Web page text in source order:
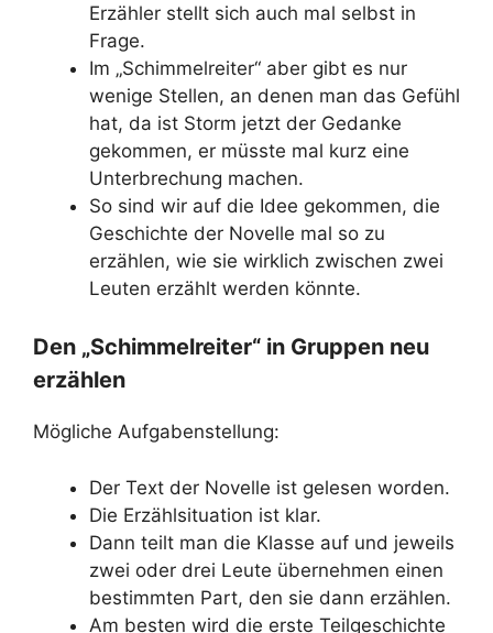
Erzähler stellt sich auch mal selbst in
Frage.
Im „Schimmelreiter“ aber gibt es nur
wenige Stellen, an denen man das Gefühl
hat, da ist Storm jetzt der Gedanke
gekommen, er müsste mal kurz eine
Unterbrechung machen.
So sind wir auf die Idee gekommen, die
Geschichte der Novelle mal so zu
erzählen, wie sie wirklich zwischen zwei
Leuten erzählt werden könnte.
Den „Schimmelreiter“ in Gruppen neu
erzählen
Mögliche Aufgabenstellung:
Der Text der Novelle ist gelesen worden.
Die Erzählsituation ist klar.
Dann teilt man die Klasse auf und jeweils
zwei oder drei Leute übernehmen einen
bestimmten Part, den sie dann erzählen.
Am besten wird die erste Teilgeschichte